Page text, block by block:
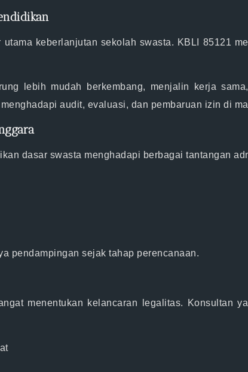
keberlanjutan sekolah swasta. KBLI 85121
lebih mudah berkembang, menjalin kerja
audit, evaluasi, dan pembaruan izin di
dasar swasta menghadapi berbagai tantangan
pendampingan sejak tahap perencanaan.
menentukan kelancaran legalitas. Konsultan